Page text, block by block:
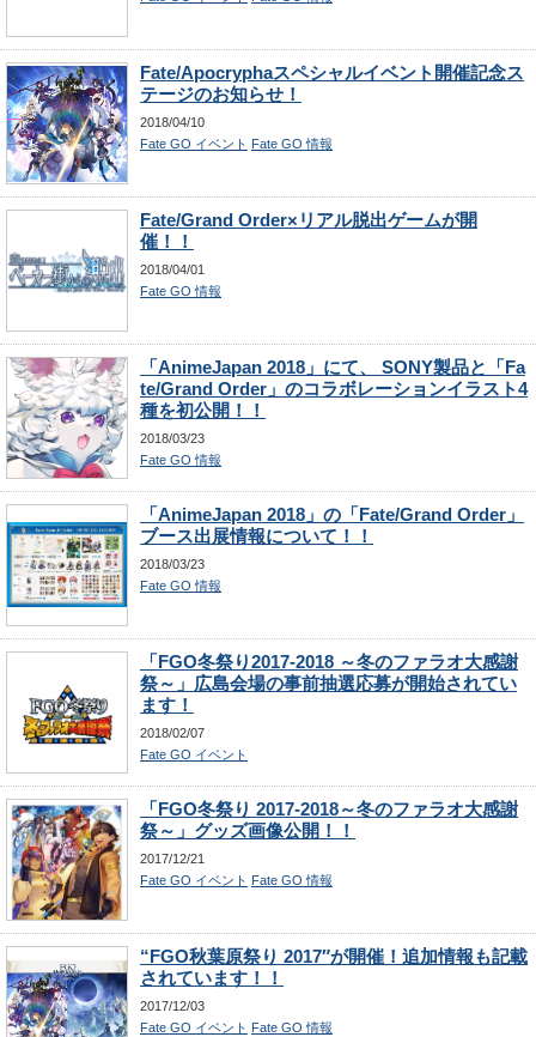
Fate/Apocryphaスペシャルイベント開催記念ス
テージのお知らせ！
2018/04/10
Fate GO イベント Fate GO 情報
Fate/Grand Order×リアル脱出ゲームが開
催！！
2018/04/01
Fate GO 情報
「AnimeJapan 2018」にて、 SONY製品と「Fa
te/Grand Order」のコラボレーションイラスト4
種を初公開！！
2018/03/23
Fate GO 情報
「AnimeJapan 2018」の「Fate/Grand Order」
ブース出展情報について！！
2018/03/23
Fate GO 情報
「FGO冬祭り2017-2018 ～冬のファラオ大感謝
祭～」広島会場の事前抽選応募が開始されてい
ます！
2018/02/07
Fate GO イベント
「FGO冬祭り 2017-2018～冬のファラオ大感謝
祭～」グッズ画像公開！！
2017/12/21
Fate GO イベント Fate GO 情報
“FGO秋葉原祭り 2017″が開催！追加情報も記載
されています！！
2017/12/03
Fate GO イベント Fate GO 情報